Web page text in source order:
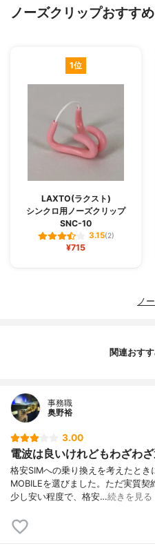
ノーズクリップおすす
1位
LAXTO(ラクスト)
シンクロ用ノーズクリップ
SNC-10
3.15(2)
¥715
ノ
関連おす
事務職
奥野裕
3.00
電波は良いけれどもわざわ
格安SIMへの乗り換えを考えたとき
MOBILEを選びました。ただ実質
少し安い程度で、格安…続きを見る